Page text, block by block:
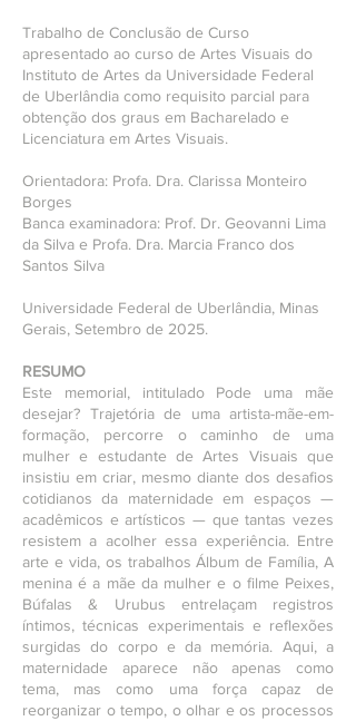
Trabalho de Conclusão de Curso
apresentado ao curso de Artes Visuais do
Instituto de Artes da Universidade Federal
de Uberlândia como requisito parcial para
obtenção dos graus em Bacharelado e
Licenciatura em Artes Visuais.
Orientadora: Profa. Dra. Clarissa Monteiro
Borges
Banca examinadora: Prof. Dr. Geovanni Lima
da Silva e Profa. Dra. Marcia Franco dos
Santos Silva
Universidade Federal de Uberlândia, Minas
Gerais, Setembro de 2025.
RESUMO
Este memorial, intitulado Pode uma mãe
desejar? Trajetória de uma artista-mãe-em-
formação, percorre o caminho de uma
mulher e estudante de Artes Visuais que
insistiu em criar, mesmo diante dos desafios
cotidianos da maternidade em espaços —
acadêmicos e artísticos — que tantas vezes
resistem a acolher essa experiência. Entre
arte e vida, os trabalhos Álbum de Família, A
menina é a mãe da mulher e o filme Peixes,
Búfalas & Urubus entrelaçam registros
íntimos, técnicas experimentais e reflexões
surgidas do corpo e da memória. Aqui, a
maternidade aparece não apenas como
tema, mas como uma força capaz de
reorganizar o tempo, o olhar e os processos